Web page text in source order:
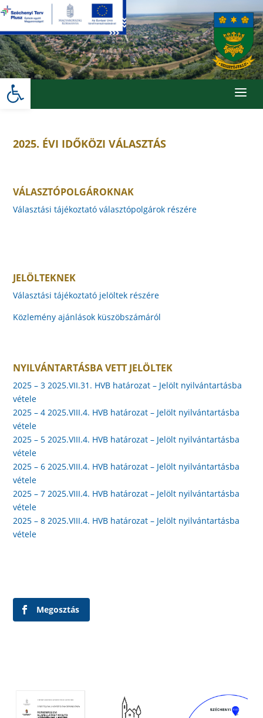
Skip
to
content
Eszköztár megnyitása a
2025. ÉVI IDŐKÖZI VÁLASZTÁS
VÁLASZTÓPOLGÁROKNAK
Választási tájékoztató választópolgárok részére
JELÖLTEKNEK
Választási tájékoztató jelöltek részére
Közlemény ajánlások küszöbszámáról
NYILVÁNTARTÁSBA VETT JELÖLTEK
2025 – 3 2025.VII.31. HVB határozat – Jelölt nyilvántartásba
vétele
2025 – 4 2025.VIII.4. HVB határozat – Jelölt nyilvántartásba
vétele
2025 – 5 2025.VIII.4. HVB határozat – Jelölt nyilvántartásba
vétele
2025 – 6 2025.VIII.4. HVB határozat – Jelölt nyilvántartásba
vétele
2025 – 7 2025.VIII.4. HVB határozat – Jelölt nyilvántartásba
vétele
2025 – 8 2025.VIII.4. HVB határozat – Jelölt nyilvántartásba
vétele
Megosztás